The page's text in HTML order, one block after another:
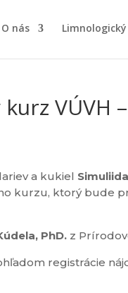
O nás
VÚVH
a kukiel
kurzu, ktorý bude
PhD. z
registrácie